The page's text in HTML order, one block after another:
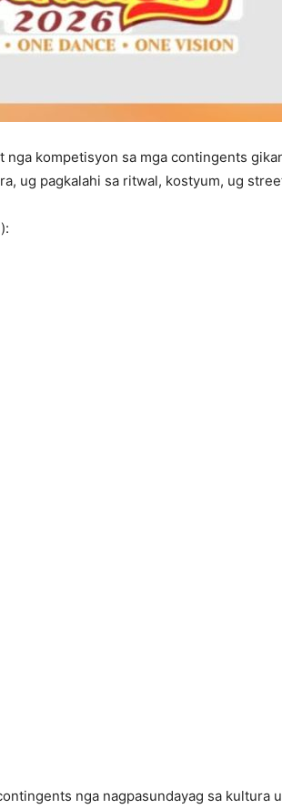
nga kompetisyon sa mga contingents
ug pagkalahi sa ritwal, kostyum, ug
nga nagpasundayag sa kultura